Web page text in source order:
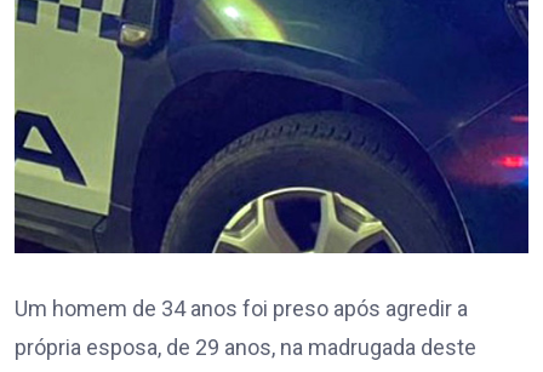
Um homem de 34 anos foi preso após agredir a
própria esposa, de 29 anos, na madrugada deste